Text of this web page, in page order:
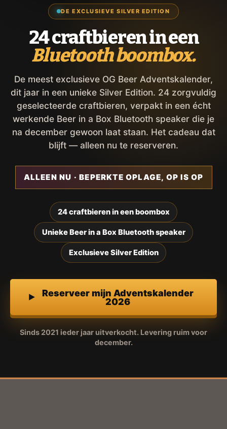
DE EXCLUSIEVE SILVER EDITION
24 craftbieren in een
Bluetooth boombox.
De meest exclusieve OG Beer Adventskalender,
dit jaar in een unieke Silver Edition. 24 zorgvuldig
geselecteerde craftbieren, verpakt in een écht
werkende Beer in a Box Bluetooth speaker die je
na december gewoon laat staan. Het cadeau dat
blijft — alleen nu te reserveren.
ALLEEN NU · BEPERKTE OPLAGE, OP IS OP
24 craftbieren in een boombox
Unieke Beer in a Box Bluetooth speaker
Exclusieve Silver Edition
Reserveer mijn Adventskalender
2026
Sinds 2021 ieder jaar uitverkocht. Levering ruim voor
december.